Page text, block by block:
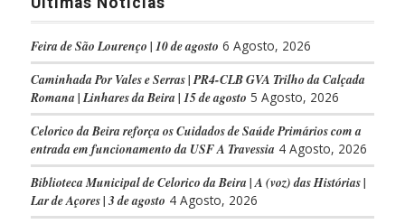
Feira de São Lourenço | 10 de agosto 6 Agosto, 2026
Caminhada Por Vales e Serras | PR4-CLB GVA Trilho da Calçada
Romana | Linhares da Beira | 15 de agosto 5 Agosto, 2026
Celorico da Beira reforça os Cuidados de Saúde Primários com a
entrada em funcionamento da USF A Travessia 4 Agosto, 2026
Biblioteca Municipal de Celorico da Beira | A (voz) das Histórias |
Lar de Açores | 3 de agosto 4 Agosto, 2026